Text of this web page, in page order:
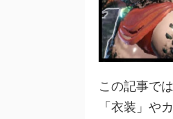
この記事で
「衣装」や